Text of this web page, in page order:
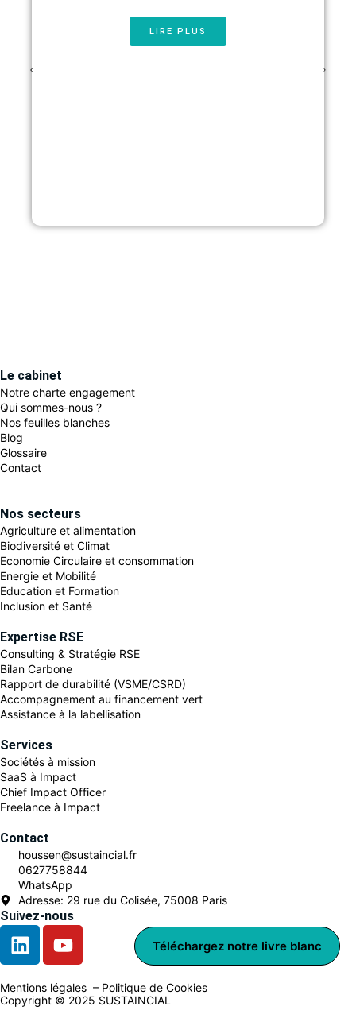
LIRE PLUS
Le cabinet
Notre charte engagement
Qui sommes-nous ?
Nos feuilles blanches
Blog
Glossaire
Contact
Nos secteurs
Agriculture et alimentation
Biodiversité et Climat
Economie Circulaire et consommation
Energie et Mobilité
Education et Formation
Inclusion et Santé
Expertise RSE
Consulting & Stratégie RSE
Bilan Carbone
Rapport de durabilité (VSME/CSRD)
Accompagnement au financement vert
Assistance à la labellisation
Services
Sociétés à mission
SaaS à Impact
Chief Impact Officer
Freelance à Impact
Contact
houssen@sustaincial.fr
0627758844
WhatsApp
Adresse: 29 rue du Colisée, 75008 Paris
Suivez-nous
Téléchargez notre livre blanc
Mentions légales – Politique de Cookies
Copyright © 2025 SUSTAINCIAL